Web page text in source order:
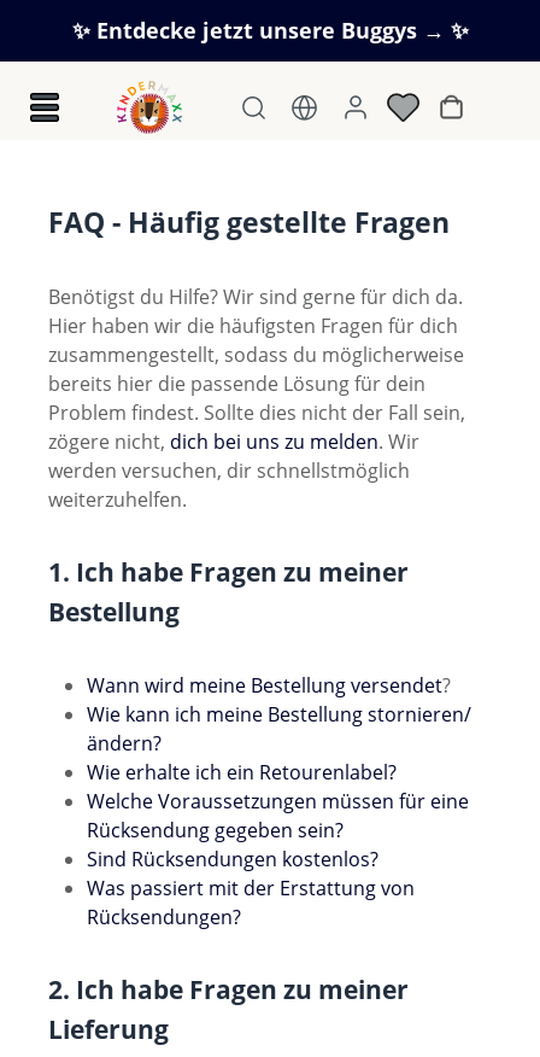
Zum Hauptinhalt springen
✨ Entdecke jetzt unsere Buggys → ✨
FAQ - Häufig gestellte Fragen
Benötigst du Hilfe? Wir sind gerne für dich da.
Hier haben wir die häufigsten Fragen für dich
zusammengestellt, sodass du möglicherweise
bereits hier die passende Lösung für dein
Problem findest. Sollte dies nicht der Fall sein,
zögere nicht, dich bei uns zu melden. Wir
werden versuchen, dir schnellstmöglich
weiterzuhelfen.
1. Ich habe Fragen zu meiner
Bestellung
Wann wird meine Bestellung versendet?
Wie kann ich meine Bestellung stornieren/
ändern?
Wie erhalte ich ein Retourenlabel?
Welche Voraussetzungen müssen für eine
Rücksendung gegeben sein?
Sind Rücksendungen kostenlos?
Was passiert mit der Erstattung von
Rücksendungen?
2. Ich habe Fragen zu meiner
Lieferung